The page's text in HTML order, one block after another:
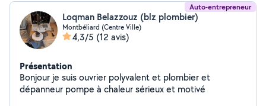
Auto-entrepreneur
Loqman Belazzouz (blz plombier)
Montbéliard (Centre Ville)
4,3/5 (12 avis)
Présentation
Bonjour je suis ouvrier polyvalent et plombier et
dépanneur pompe à chaleur sérieux et motivé